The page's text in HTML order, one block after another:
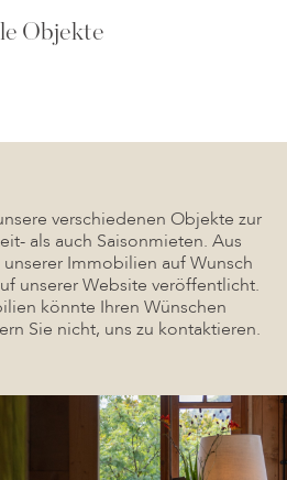
Objekte
verschiedenen Objekte zur
als auch Saisonmieten. Aus
Immobilien auf Wunsch
unserer Website veröffentlicht.
könnte Ihren Wünschen
Sie nicht, uns zu kontaktieren.